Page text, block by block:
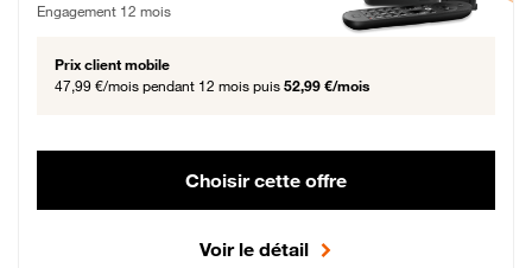
Engagement 12 mois
Prix client mobile
47,99 €/mois pendant 12 mois puis 52,99 €/mois
Choisir cette offre
Voir le détail